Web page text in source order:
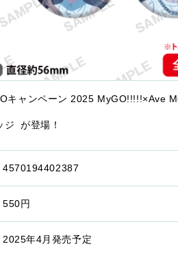
キャンペーン 2025 MyGO!!!!!×Ave
ジ が登場！
4570194402387
550円
2025年4月発売予定